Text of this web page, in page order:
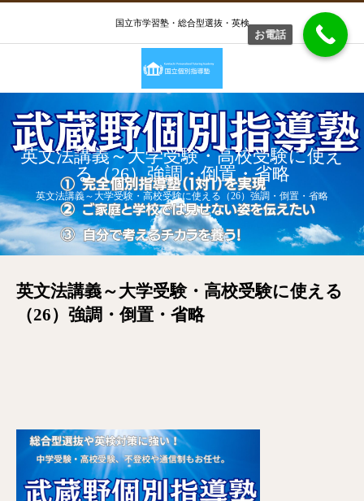
国立市学習塾・総合型選抜・英検
英文法講義～大学受験・高校受験に使え
る（26）強調・倒置・省略
英文法講義～大学受験・高校受験に使える（26）強調・倒置・省略
英文法講義～大学受験・高校受験に使える
（26）強調・倒置・省略
お電話